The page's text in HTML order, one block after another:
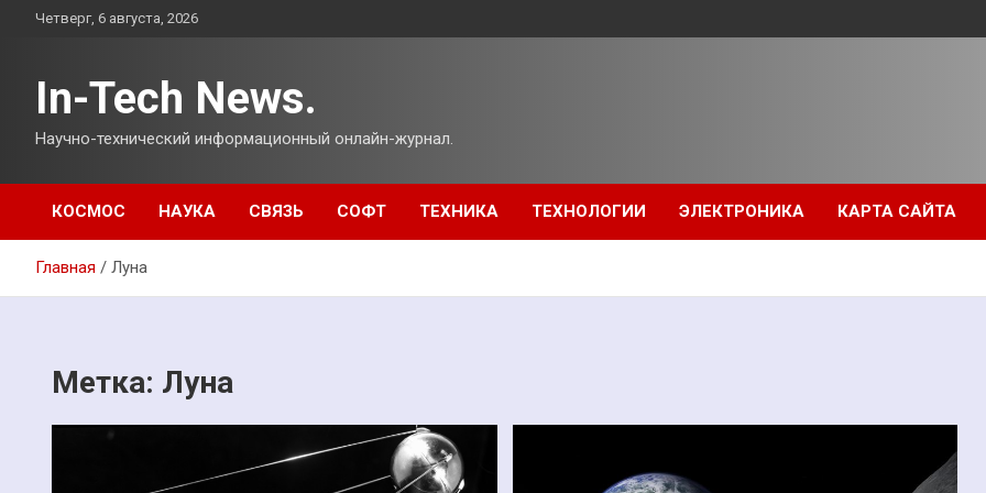
ПерейтиЧетверг, 6 августа, 2026
In-Tech News.
Научно-технический информационный онлайн-журнал.
КОСМОС НАУКА СВЯЗЬ СОФТ ТЕХНИКА ТЕХНОЛОГИИ ЭЛЕКТРОНИКА КАРТА САЙТА
Главная Луна
Метка: Луна